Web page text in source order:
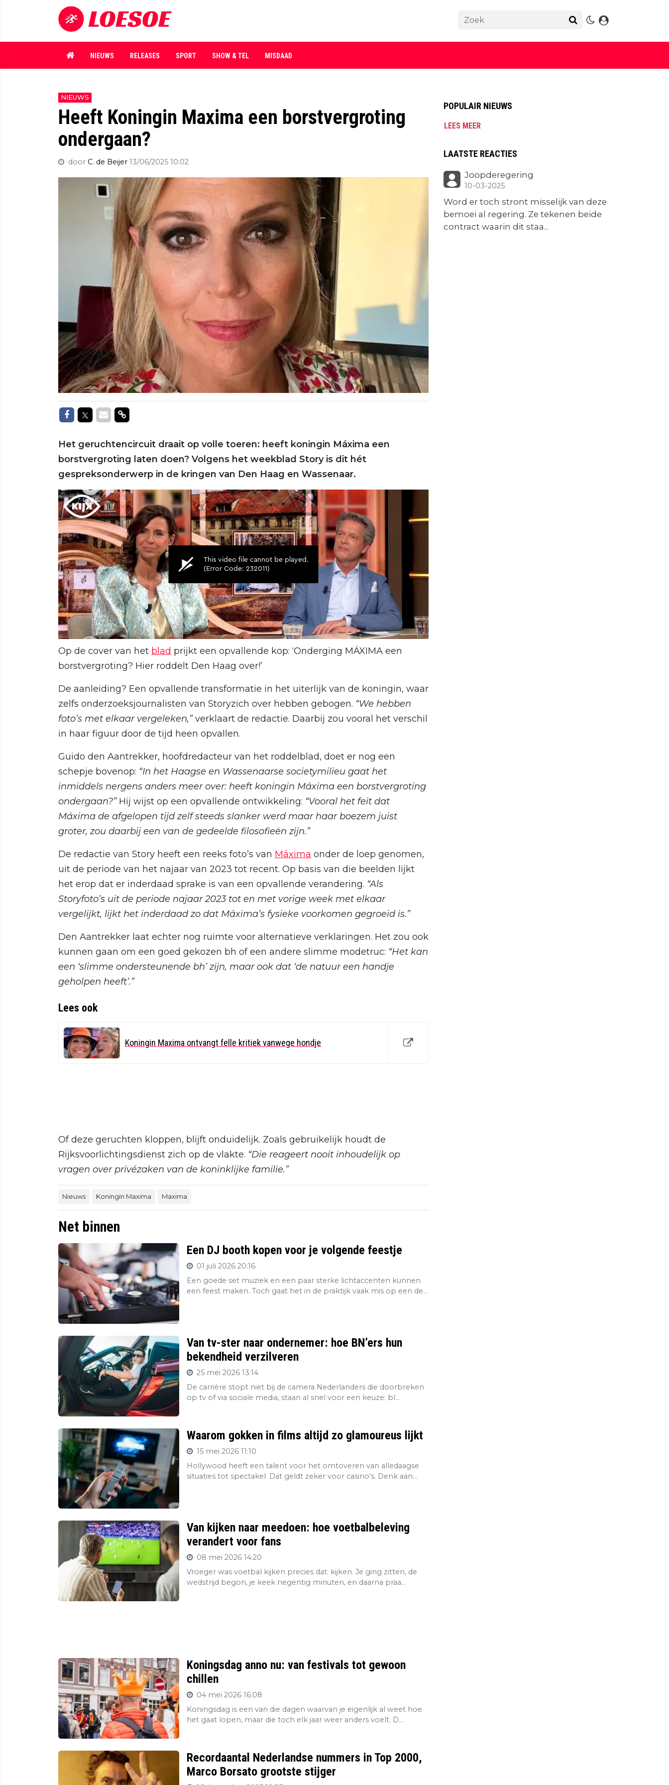
NIEUWS RELEASES SPORT SHOW & TEL MISDAAD
NIEUWS
Heeft Koningin Maxima een borstvergroting
ondergaan?
door C. de Beijer 13/06/2025 10:02
Delen op Facebook
Delen op Twitter
Delen via Mail
Delen via link
Het geruchtencircuit draait op volle toeren: heeft koningin Máxima een
borstvergroting laten doen? Volgens het weekblad Story is dit hét
gespreksonderwerp in de kringen van Den Haag en Wassenaar.
Op de cover van het blad prijkt een opvallende kop: ‘Onderging MÁXIMA een
borstvergroting? Hier roddelt Den Haag over!’
De aanleiding? Een opvallende transformatie in het uiterlijk van de koningin, waar
zelfs onderzoeksjournalisten van Storyzich over hebben gebogen. “We hebben
foto’s met elkaar vergeleken,”verklaart de redactie. Daarbij zou vooral het verschil
in haar figuur door de tijd heen opvallen.
Guido den Aantrekker, hoofdredacteur van het roddelblad, doet er nog een
schepje bovenop: “In het Haagse en Wassenaarse societymilieu gaat het
inmiddels nergens anders meer over: heeft koningin Máxima een borstvergroting
ondergaan?”Hij wijst op een opvallende ontwikkeling: “Vooral het feit dat
Máxima de afgelopen tijd zelf steeds slanker werd maar haar boezem juist
groter, zou daarbij een van de gedeelde filosofieën zijn.”
De redactie van Story heeft een reeks foto’s van Máxima onder de loep genomen,
uit de periode van het najaar van 2023 tot recent. Op basis van die beelden lijkt
het erop dat er inderdaad sprake is van een opvallende verandering. “Als
Storyfoto’s uit de periode najaar 2023 tot en met vorige week met elkaar
vergelijkt, lijkt het inderdaad zo dat Máxima’s fysieke voorkomen gegroeid is.”
Den Aantrekker laat echter nog ruimte voor alternatieve verklaringen. Het zou ook
kunnen gaan om een goed gekozen bh of een andere slimme modetruc: “Het kan
een ‘slimme ondersteunende bh’ zijn, maar ook dat ‘de natuur een handje
geholpen heeft’.”
Lees ook
Koningin Maxima ontvangt felle kritiek vanwege hondje
Of deze geruchten kloppen, blijft onduidelijk. Zoals gebruikelijk houdt de
Rijksvoorlichtingsdienst zich op de vlakte. “Die reageert nooit inhoudelijk op
vragen over privézaken van de koninklijke familie.”
Nieuws Koningin Maxima Maxima
Net binnen
Een DJ booth kopen voor je volgende feestje
01 juli 2026 20:16
Een goede set muziek en een paar sterke lichtaccenten kunnen
een feest maken. Toch gaat het in de praktijk vaak mis op een de...
Van tv-ster naar ondernemer: hoe BN’ers hun
bekendheid verzilveren
25 mei 2026 13:14
De carrière stopt niet bij de camera Nederlanders die doorbreken
op tv of via sociale media, staan al snel voor een keuze: bl...
Waarom gokken in films altijd zo glamoureus lijkt
15 mei 2026 11:10
Hollywood heeft een talent voor het omtoveren van alledaagse
situaties tot spectakel. Dat geldt zeker voor casino's. Denk aan...
Van kijken naar meedoen: hoe voetbalbeleving
verandert voor fans
08 mei 2026 14:20
Vroeger was voetbal kijken precies dat: kijken. Je ging zitten, de
wedstrijd begon, je keek negentig minuten, en daarna praa...
Koningsdag anno nu: van festivals tot gewoon
chillen
04 mei 2026 16:08
Koningsdag is een van die dagen waarvan je eigenlijk al weet hoe
het gaat lopen, maar die toch elk jaar weer anders voelt. D...
Recordaantal Nederlandse nummers in Top 2000,
Marco Borsato grootste stijger
POPULAIR NIEUWS
LEES MEER
LAATSTE REACTIES
Joopderegering
10-03-2025
Word er toch stront misselijk van deze
bemoei al regering. Ze tekenen beide
contract waarin dit staa...